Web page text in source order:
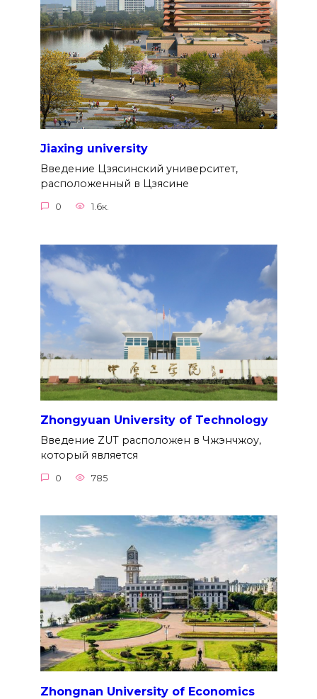
Jiaxing university
Введение Цзясинский университет,
расположенный в Цзясине
0 1.6к.
Zhongyuan University of Technology
Введение ZUT расположен в Чжэнчжоу,
который является
0 785
Zhongnan University of Economics